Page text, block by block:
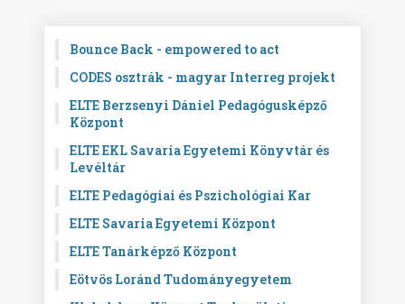
Bounce Back - empowered to act
CODES osztrák - magyar Interreg projekt
ELTE Berzsenyi Dániel Pedagógusképző
Központ
ELTE EKL Savaria Egyetemi Könyvtár és
Levéltár
ELTE Pedagógiai és Pszichológiai Kar
ELTE Savaria Egyetemi Központ
ELTE Tanárképző Központ
Eötvös Loránd Tudományegyetem